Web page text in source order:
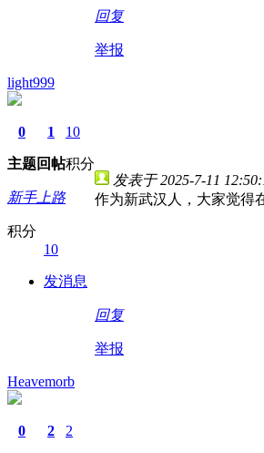
回复
举报
light999
0
主题
1
回帖
10
积分
新手上路
积分
10
发消息
发表于 2025-7-11
作为新武汉人，大家觉得
回复
举报
Heavemorb
0 2 2